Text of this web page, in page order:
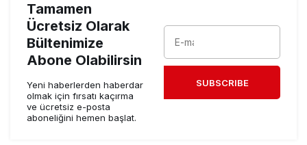
Tamamen
Ücretsiz Olarak
Bültenimize
Abone Olabilirsin
Yeni haberlerden haberdar
olmak için fırsatı kaçırma
ve ücretsiz e-posta
aboneliğini hemen başlat.
SUBSCRIBE